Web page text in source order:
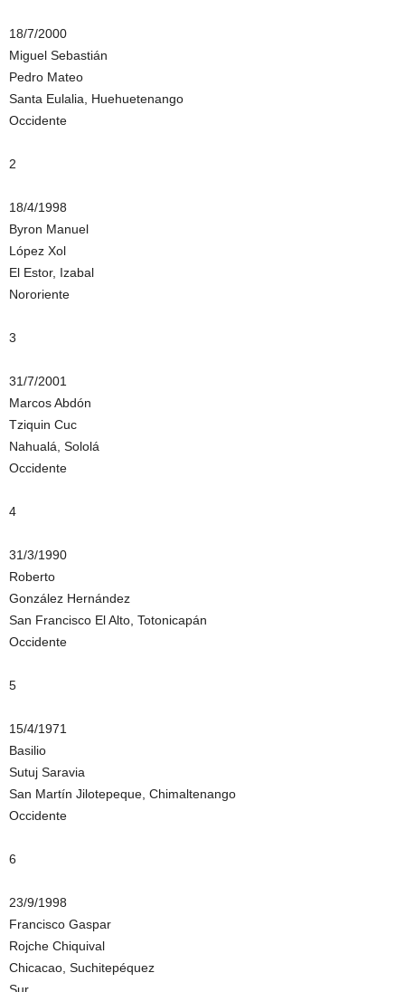
18/7/2000
Miguel Sebastián
Pedro Mateo
Santa Eulalia, Huehuetenango
Occidente
2
18/4/1998
Byron Manuel
López Xol
El Estor, Izabal
Nororiente
3
31/7/2001
Marcos Abdón
Tziquin Cuc
Nahualá, Sololá
Occidente
4
31/3/1990
Roberto
González Hernández
San Francisco El Alto, Totonicapán
Occidente
5
15/4/1971
Basilio
Sutuj Saravia
San Martín Jilotepeque, Chimaltenango
Occidente
6
23/9/1998
Francisco Gaspar
Rojche Chiquival
Chicacao, Suchitepéquez
Sur